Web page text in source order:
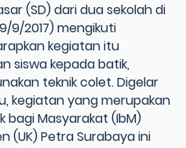
(SD) dari dua sekolah di
9/2017) mengikuti
kegiatan itu
siswa kepada batik,
teknik colet. Digelar
kegiatan yang merupakan
bagi Masyarakat (IbM)
(UK) Petra Surabaya ini